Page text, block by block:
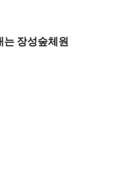
는 장성숲체원